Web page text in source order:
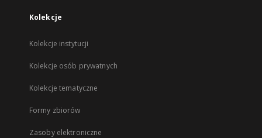
Kolekcje
Kolekcje instytucji
Kolekcje osób prywatnych
Kolekcje tematyczne
Formy zbiorów
Zasoby elektroniczne